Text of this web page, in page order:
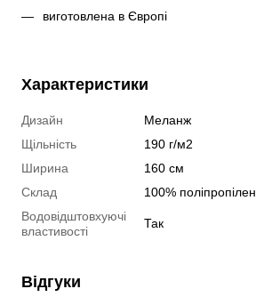
виготовлена в Європі
Характеристики
Дизайн
Меланж
Щільність
190 г/м2
Ширина
160 см
Склад
100% поліпропілен
Водовідштовхуючі
властивості
Так
Відгуки